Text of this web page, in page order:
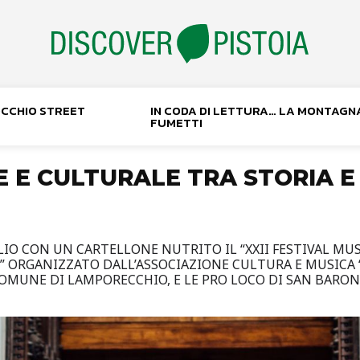
STREET IN CODA DI LETTURA… LA
FUMETTI
E CULTURALE TRA STORIA
CON UN CARTELLONE NUTRITO IL “XXII FESTIVAL
DALL’ASSOCIAZIONE CULTURA E MUSICA
DI LAMPORECCHIO, E LE PRO LOCO DI SAN